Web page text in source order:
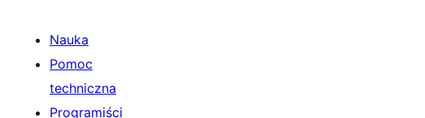
Nauka
Pomoc
techniczna
Programiści